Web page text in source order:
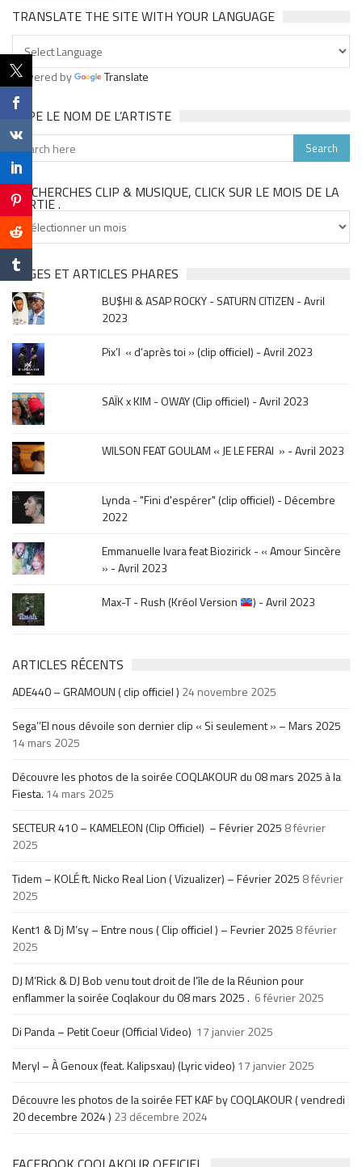
TRANSLATE THE SITE WITH YOUR LANGUAGE
Powered by Translate
TAPE LE NOM DE L’ARTISTE
TU CHERCHES CLIP & MUSIQUE, CLICK SUR LE MOIS DE LA
SORTIE .
Tu
cherches
clip
&
musique,
click
sur
le
mois
de
la
sortie
PAGES ET ARTICLES PHARES
BU$HI & ASAP ROCKY - SATURN CITIZEN - Avril
2023
Pix’l « d’après toi » (clip officiel) - Avril 2023
SAÏK x KIM - OWAY (Clip officiel) - Avril 2023
WILSON FEAT GOULAM « JE LE FERAI » - Avril 2023
Lynda - "Fini d'espérer" (clip officiel) - Décembre
2022
Emmanuelle Ivara feat Biozirick - « Amour Sincère
» - Avril 2023
Max-T - Rush (Kréol Version
) - Avril 2023
ARTICLES RÉCENTS
ADE440 – GRAMOUN ( clip officiel ) 24 novembre 2025
Sega’’El nous dévoile son dernier clip « Si seulement » – Mars 2025
14 mars 2025
Découvre les photos de la soirée COQLAKOUR du 08 mars 2025 à la
Fiesta. 14 mars 2025
SECTEUR 410 – KAMELEON (Clip Officiel) – Février 2025 8 février
2025
Tidem – KOLÉ ft. Nicko Real Lion ( Vizualizer) – Février 2025 8 février
2025
Kent1 & Dj M’sy – Entre nous ( Clip officiel ) – Fevrier 2025 8 février
2025
DJ M’Rick & DJ Bob venu tout droit de l’île de la Réunion pour
enflammer la soirée Coqlakour du 08 mars 2025 . 6 février 2025
Di Panda – Petit Coeur (Official Video) 17 janvier 2025
Meryl – À Genoux (feat. Kalipsxau) (Lyric video) 17 janvier 2025
Découvre les photos de la soirée FET KAF by COQLAKOUR ( vendredi
20 decembre 2024 ) 23 décembre 2024